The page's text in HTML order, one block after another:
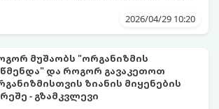
2026/04/29 10:20
მუშაობს "ორგანიზმის
და როგორ გავაკეთოთ
ზიანის მიყენების
- გზამკვლევი